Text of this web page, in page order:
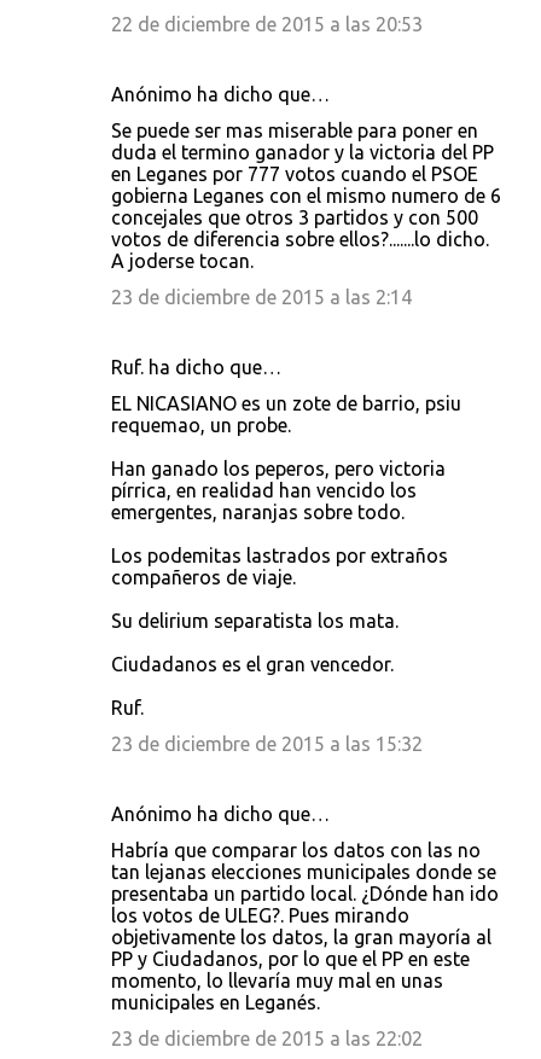
22 de diciembre de 2015 a las 20:53
Anónimo ha dicho que…
Se puede ser mas miserable para poner en
duda el termino ganador y la victoria del PP
en Leganes por 777 votos cuando el PSOE
gobierna Leganes con el mismo numero de 6
concejales que otros 3 partidos y con 500
votos de diferencia sobre ellos?.......lo dicho.
A joderse tocan.
23 de diciembre de 2015 a las 2:14
Ruf. ha dicho que…
EL NICASIANO es un zote de barrio, psiu
requemao, un probe.
Han ganado los peperos, pero victoria
pírrica, en realidad han vencido los
emergentes, naranjas sobre todo.
Los podemitas lastrados por extraños
compañeros de viaje.
Su delirium separatista los mata.
Ciudadanos es el gran vencedor.
Ruf.
23 de diciembre de 2015 a las 15:32
Anónimo ha dicho que…
Habría que comparar los datos con las no
tan lejanas elecciones municipales donde se
presentaba un partido local. ¿Dónde han ido
los votos de ULEG?. Pues mirando
objetivamente los datos, la gran mayoría al
PP y Ciudadanos, por lo que el PP en este
momento, lo llevaría muy mal en unas
municipales en Leganés.
23 de diciembre de 2015 a las 22:02